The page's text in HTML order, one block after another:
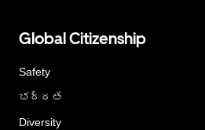
Global Citizenship
Safety
భద్రత
Diversity